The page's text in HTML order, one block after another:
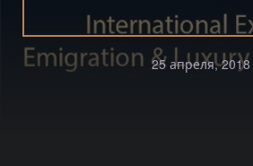
25 апреля, 2018